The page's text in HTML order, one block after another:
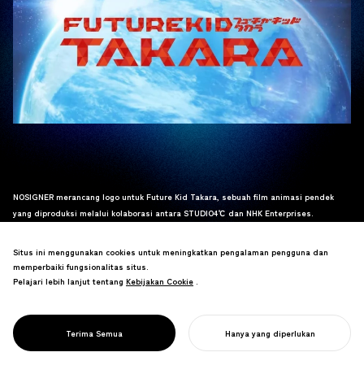
NOSIGNER merancang logo untuk Future Kid Takara, sebuah film animasi pendek
yang diproduksi melalui kolaborasi antara STUDIO4℃ dan NHK Enterprises.
Hall "Shine Hat" selama Expo 2025 Osaka Kansai pada 25 September.
Animasi pendek ini juga tersedia di YouTube.
Pelajari lebih lanjut tentang proyek ini di sini
di sini
Situs ini menggunakan cookies untuk meningkatkan pengalaman pengguna dan
memperbaiki fungsionalitas situs.
Pelajari lebih lanjut tentang Kebijakan Cookie
Kebijakan Cookie .
Terima Semua Hanya yang diperlukan